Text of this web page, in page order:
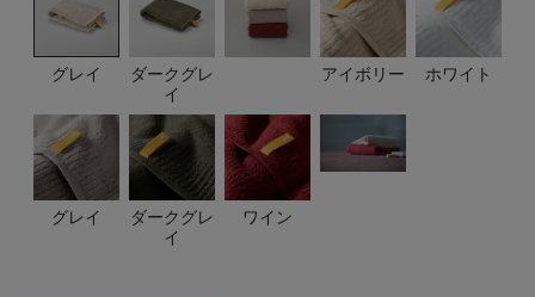
グレイ
ダークグレ
イ
アイボリー ホワイト
グレイ
ダークグレ
イ
ワイン